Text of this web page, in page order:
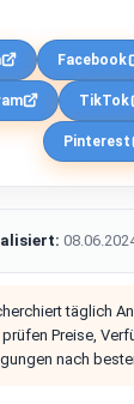
Facebook
TikTok
Pinterest
täglich
Preise,
nach